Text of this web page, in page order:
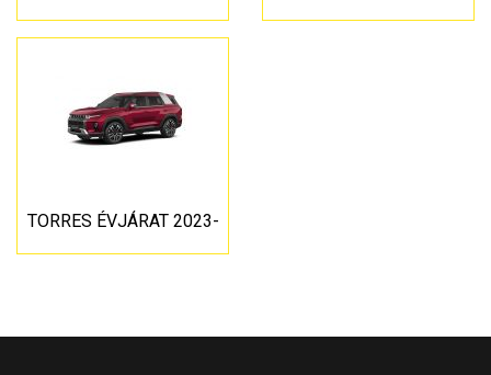
TORRES ÉVJÁRAT 2023-